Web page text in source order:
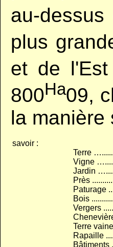
au-
plus
et de
800Ha09,
la manière
savoir :
Terre
Vigne
Jardin
Près
Paturage
Bois
Vergers
Terre
Rapaille
Bâtiments